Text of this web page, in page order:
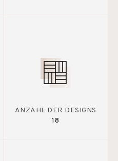
ANZAHL DER DESIGNS
18